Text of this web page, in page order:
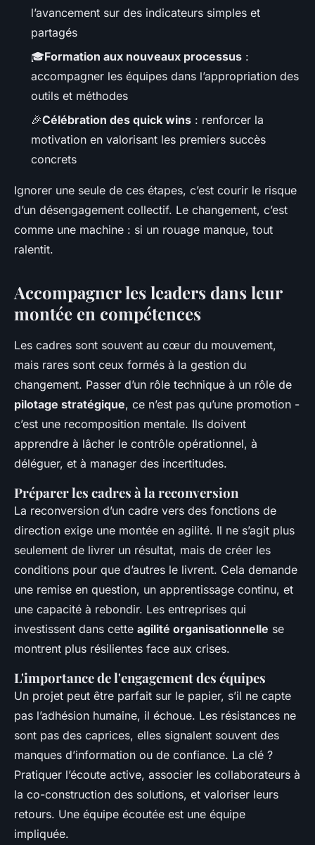
l’avancement sur des indicateurs simples et
partagés
🎓Formation aux nouveaux processus :
accompagner les équipes dans l’appropriation des
outils et méthodes
🎉Célébration des quick wins : renforcer la
motivation en valorisant les premiers succès
concrets
Ignorer une seule de ces étapes, c’est courir le risque
d’un désengagement collectif. Le changement, c’est
comme une machine : si un rouage manque, tout
ralentit.
Accompagner les leaders dans leur
montée en compétences
Les cadres sont souvent au cœur du mouvement,
mais rares sont ceux formés à la gestion du
changement. Passer d’un rôle technique à un rôle de
pilotage stratégique, ce n’est pas qu’une promotion -
c’est une recomposition mentale. Ils doivent
apprendre à lâcher le contrôle opérationnel, à
déléguer, et à manager des incertitudes.
Préparer les cadres à la reconversion
La reconversion d’un cadre vers des fonctions de
direction exige une montée en agilité. Il ne s’agit plus
seulement de livrer un résultat, mais de créer les
conditions pour que d’autres le livrent. Cela demande
une remise en question, un apprentissage continu, et
une capacité à rebondir. Les entreprises qui
investissent dans cette agilité organisationnelle se
montrent plus résilientes face aux crises.
L'importance de l'engagement des équipes
Un projet peut être parfait sur le papier, s’il ne capte
pas l’adhésion humaine, il échoue. Les résistances ne
sont pas des caprices, elles signalent souvent des
manques d’information ou de confiance. La clé ?
Pratiquer l’écoute active, associer les collaborateurs à
la co-construction des solutions, et valoriser leurs
retours. Une équipe écoutée est une équipe
impliquée.